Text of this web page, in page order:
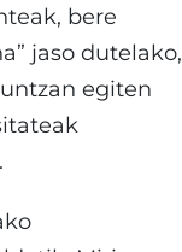
bere
jaso dutelako,
egiten